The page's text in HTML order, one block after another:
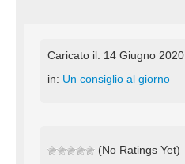
Caricato il: 14 Giugno 2020
in: Un consiglio al giorno
(No Ratings Yet)